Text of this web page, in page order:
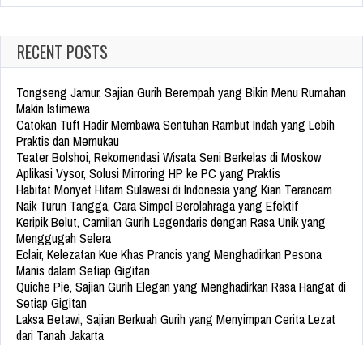
RECENT POSTS
Tongseng Jamur, Sajian Gurih Berempah yang Bikin Menu Rumahan
Makin Istimewa
Catokan Tuft Hadir Membawa Sentuhan Rambut Indah yang Lebih
Praktis dan Memukau
Teater Bolshoi, Rekomendasi Wisata Seni Berkelas di Moskow
Aplikasi Vysor, Solusi Mirroring HP ke PC yang Praktis
Habitat Monyet Hitam Sulawesi di Indonesia yang Kian Terancam
Naik Turun Tangga, Cara Simpel Berolahraga yang Efektif
Keripik Belut, Camilan Gurih Legendaris dengan Rasa Unik yang
Menggugah Selera
Eclair, Kelezatan Kue Khas Prancis yang Menghadirkan Pesona
Manis dalam Setiap Gigitan
Quiche Pie, Sajian Gurih Elegan yang Menghadirkan Rasa Hangat di
Setiap Gigitan
Laksa Betawi, Sajian Berkuah Gurih yang Menyimpan Cerita Lezat
dari Tanah Jakarta